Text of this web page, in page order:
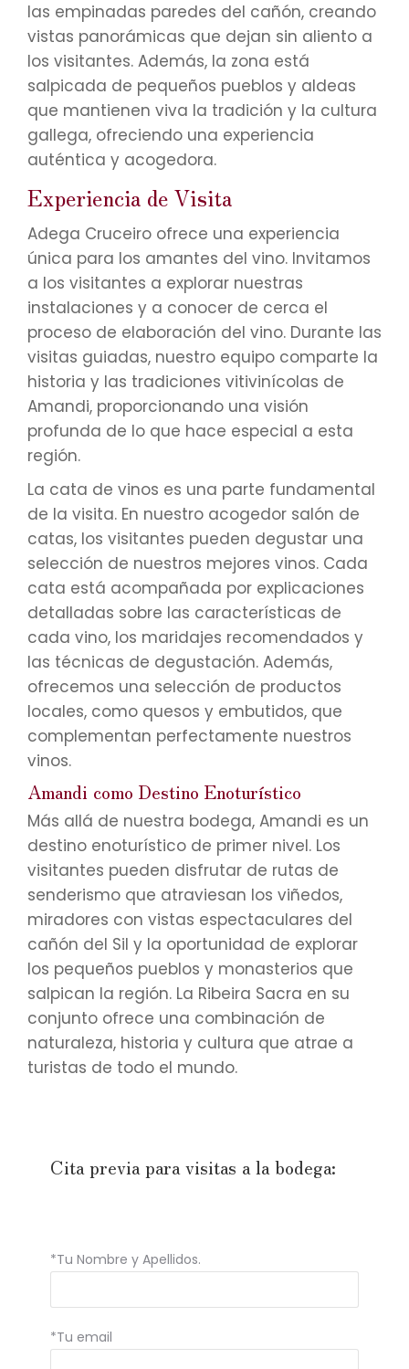
las empinadas paredes del cañón, creando
vistas panorámicas que dejan sin aliento a
los visitantes. Además, la zona está
salpicada de pequeños pueblos y aldeas
que mantienen viva la tradición y la cultura
gallega, ofreciendo una experiencia
auténtica y acogedora.
Experiencia de Visita
Adega Cruceiro ofrece una experiencia
única para los amantes del vino. Invitamos
a los visitantes a explorar nuestras
instalaciones y a conocer de cerca el
proceso de elaboración del vino. Durante las
visitas guiadas, nuestro equipo comparte la
historia y las tradiciones vitivinícolas de
Amandi, proporcionando una visión
profunda de lo que hace especial a esta
región.
La cata de vinos es una parte fundamental
de la visita. En nuestro acogedor salón de
catas, los visitantes pueden degustar una
selección de nuestros mejores vinos. Cada
cata está acompañada por explicaciones
detalladas sobre las características de
cada vino, los maridajes recomendados y
las técnicas de degustación. Además,
ofrecemos una selección de productos
locales, como quesos y embutidos, que
complementan perfectamente nuestros
vinos.
Amandi como Destino Enoturístico
Más allá de nuestra bodega, Amandi es un
destino enoturístico de primer nivel. Los
visitantes pueden disfrutar de rutas de
senderismo que atraviesan los viñedos,
miradores con vistas espectaculares del
cañón del Sil y la oportunidad de explorar
los pequeños pueblos y monasterios que
salpican la región. La Ribeira Sacra en su
conjunto ofrece una combinación de
naturaleza, historia y cultura que atrae a
turistas de todo el mundo.
Cita previa para visitas a la bodega:
*Tu Nombre y Apellidos.
*Tu email